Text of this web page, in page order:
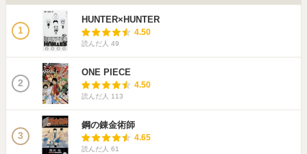
1
HUNTER×HUNTER
4.50
読んだ人 49
2
ONE PIECE
4.50
読んだ人 113
3
鋼の錬金術師
4.65
読んだ人 61